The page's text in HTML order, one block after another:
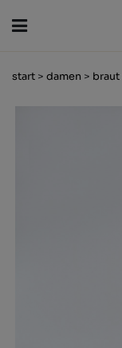
start > damen > braut